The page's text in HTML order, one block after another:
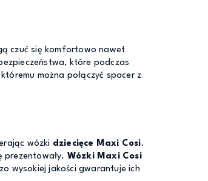
czuć się komfortowo nawet
które podczas
można połączyć spacer z
wózki dziecięce Maxi Cosi.
prezentowały. Wózki Maxi Cosi
wysokiej jakości gwarantuje ich